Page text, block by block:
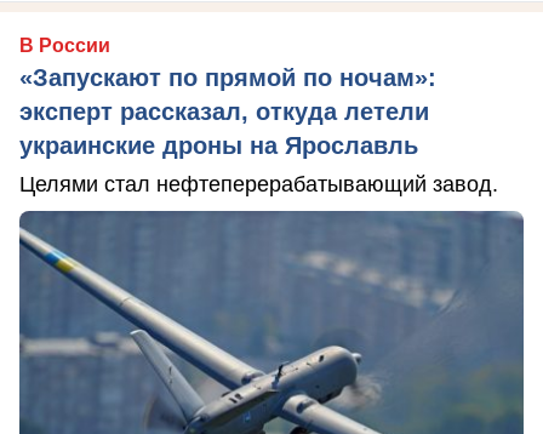
В России
«Запускают по прямой по ночам»:
эксперт рассказал, откуда летели
украинские дроны на Ярославль
Целями стал нефтеперерабатывающий завод.